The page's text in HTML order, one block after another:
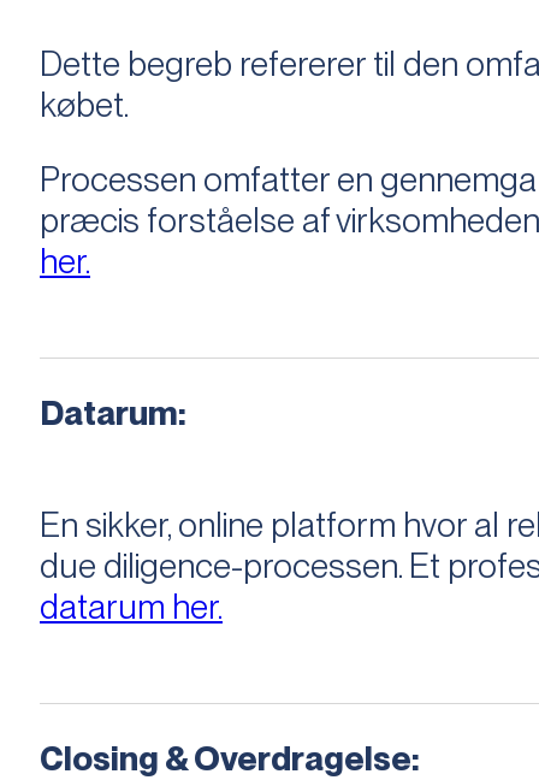
Dette begreb refererer til den
købet.
Processen omfatter en
præcis forståelse af
her.
Datarum:
En sikker, online platform hvor al
due diligence-processen. Et
datarum her.
Closing & Overdragelse: